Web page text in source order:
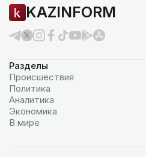
KAZINFORM
Разделы
Происшествия
Политика
Аналитика
Экономика
В мире